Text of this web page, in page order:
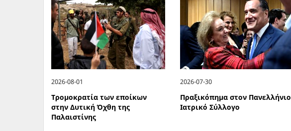
2026-08-01
Τρομοκρατία των εποίκων
στην Δυτική Όχθη της
Παλαιστίνης
2026-07-30
Πραξικόπημα στον Πανελλήνιο
Ιατρικό Σύλλογο